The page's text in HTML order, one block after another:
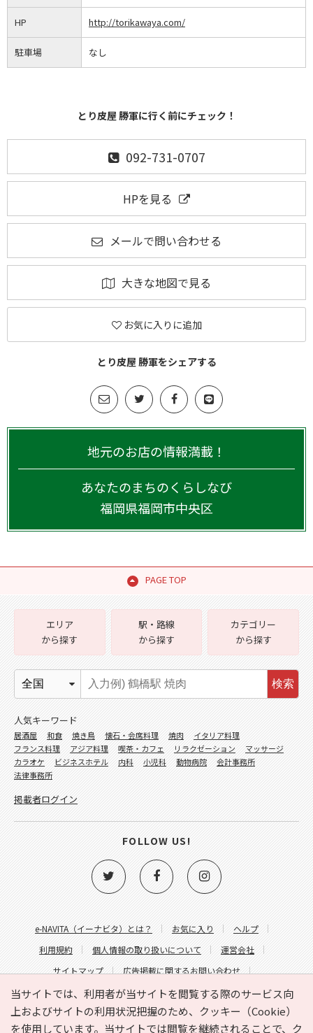
HP http://torikawaya.com/
駐車場 なし
とり皮屋 勝軍に行く前にチェック！
092-731-0707
HPを見る
メールで問い合わせる
大きな地図で見る
お気に入りに追加
とり皮屋 勝軍をシェアする
地元のお店の情報満載！
あなたのまちのくらしなび
福岡県福岡市中央区
PAGE TOP
当サイトでは、利用者が当サイトを閲覧する際のサービス向
上およびサイトの利用状況把握のため、クッキー（Cookie）
を使用しています。当サイトでは閲覧を継続されることで、ク
e-NAVITA（イーナビタ）とは？ お気に入り
ヘルプ
利用規約
個人情報の取り扱いについて
運営会社
サイトマップ
広告掲載に関するお問い合わせ
サイトの内容に関するお問い合わせ
エリア
から探す
駅・路線
から探す
カテゴリー
から探す
検索
人気キーワード
居酒屋 和食 焼き鳥 懐石・会席料理 焼肉
イタリア料理
フランス料理
アジア料理 喫茶・カフェ リラクゼーション
マッサージ
カラオケ
ビジネスホテル 内科 小児科 動物病院
会計事務所
法律事務所
掲載者ログイン
FOLLOW US!